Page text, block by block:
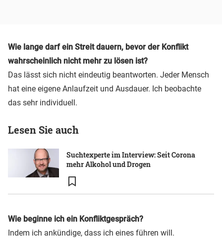
Wie lange darf ein Streit dauern, bevor der Konflikt
wahrscheinlich nicht mehr zu lösen ist?
Das lässt sich nicht eindeutig beantworten. Jeder Mensch
hat eine eigene Anlaufzeit und Ausdauer. Ich beobachte
das sehr individuell.
Lesen Sie auch
Suchtexperte im Interview: Seit Corona
mehr Alkohol und Drogen
Wie beginne ich ein Konfliktgespräch?
Indem ich ankündige, dass ich eines führen will.